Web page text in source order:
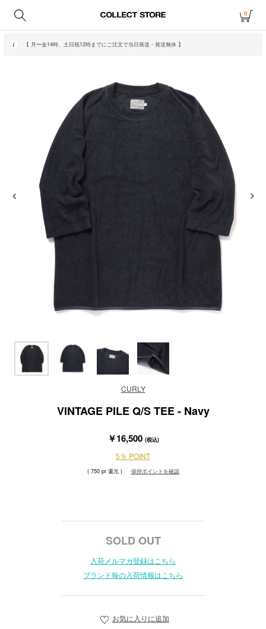
0
【 月〜金14時、土日祝12時までにご注文で当日発送・発送無休 】
CURLY
VINTAGE PILE Q/S TEE - Navy
￥16,500 (税込)
5％ POINT
( 750 pt 還元 ) 保持ポイントを確認
SOLD OUT
入荷メルマガ登録はこちら
ブランド毎の入荷情報はこちら
お気に入りに追加